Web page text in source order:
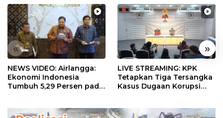
« »
NEWS VIDEO: Airlangga:
Ekonomi Indonesia
Tumbuh 5,29 Persen pada
LIVE STREAMING: KPK
Tetapkan Tiga Tersangka
Kasus Dugaan Korupsi